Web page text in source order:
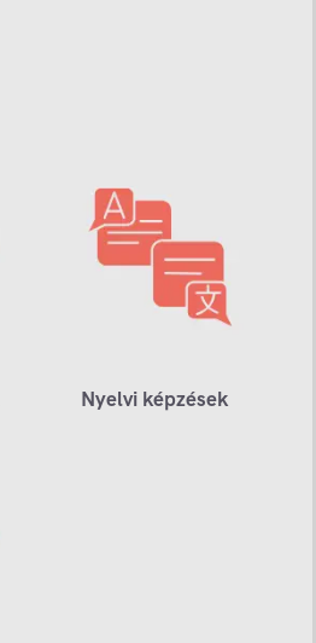
Nyelvi képzések